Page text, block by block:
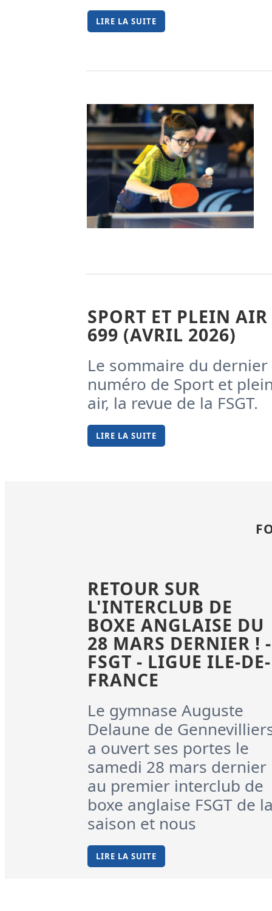
LIRE LA SUITE
SPORT ET PLEIN AIR
699 (AVRIL 2026)
Le sommaire du dernier
numéro de Sport et
air, la revue de la FSGT.
LIRE LA SUITE
RETOUR SUR
L'INTERCLUB DE
BOXE ANGLAISE DU
28 MARS DERNIER ! -
FSGT - LIGUE ILE-DE-
FRANCE
Le gymnase Auguste
Delaune de
a ouvert ses portes le
samedi 28 mars dernier
au premier interclub de
boxe anglaise FSGT de
saison et nous
LIRE LA SUITE